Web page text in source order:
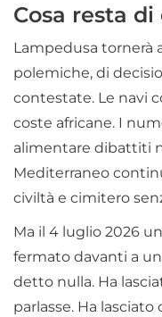
Cosa resta
Lampedusa tornerà
polemiche, di
contestate. Le navi
coste africane. I
alimentare dibattiti
Mediterraneo
civiltà e cimitero
Ma il 4 luglio 2026
fermato davanti a
detto nulla. Ha
parlasse. Ha